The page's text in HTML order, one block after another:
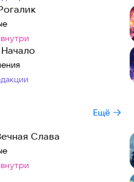
внутри
Ещё
Слава
внутри